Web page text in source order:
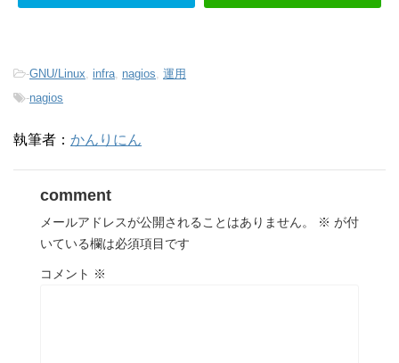
-GNU/Linux infra nagios 運用
-nagios
執筆者： かんりにん
comment
メールアドレスが公開されることはありません。 ※ が付
いている欄は必須項目です
コメント ※